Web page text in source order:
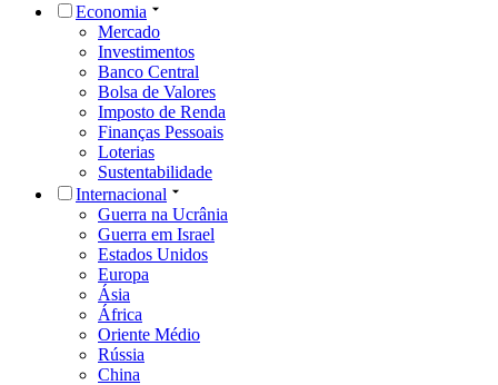
Economia
Mercado
Investimentos
Banco Central
Bolsa de Valores
Imposto de Renda
Finanças Pessoais
Loterias
Sustentabilidade
Internacional
Guerra na Ucrânia
Guerra em Israel
Estados Unidos
Europa
Ásia
África
Oriente Médio
Rússia
China